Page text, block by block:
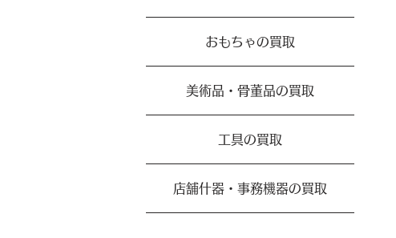
おもちゃの買取
美術品・骨董品の買取
工具の買取
店舗什器・事務機器の買取